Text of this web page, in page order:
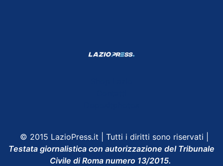
© 2015 LazioPress.it | Tutti i diritti sono riservati |
Testata giornalistica con autorizzazione del Tribunale
Civile di Roma numero 13/2015.